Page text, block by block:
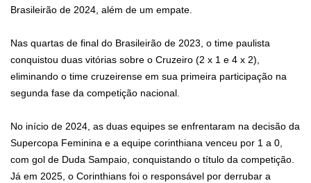
Brasileirão de 2024, além de um empate.
Nas quartas de final do Brasileirão de 2023, o time paulista
conquistou duas vitórias sobre o Cruzeiro (2 x 1 e 4 x 2),
eliminando o time cruzeirense em sua primeira participação na
segunda fase da competição nacional.
No início de 2024, as duas equipes se enfrentaram na decisão da
Supercopa Feminina e a equipe corinthiana venceu por 1 a 0,
com gol de Duda Sampaio, conquistando o título da competição.
Já em 2025, o Corinthians foi o responsável por derrubar a